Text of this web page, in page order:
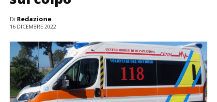
Di Redazione
16 DICEMBRE 2022